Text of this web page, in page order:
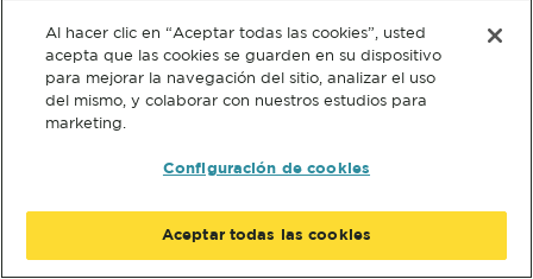
Al hacer clic en “Aceptar todas las cookies”, usted
acepta que las cookies se guarden en su dispositivo
para mejorar la navegación del sitio, analizar el uso
del mismo, y colaborar con nuestros estudios para
marketing.
Configuración de cookies
Aceptar todas las cookies